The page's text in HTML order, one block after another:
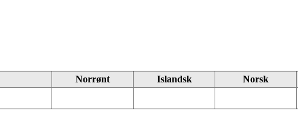
Norrønt Islandsk Norsk